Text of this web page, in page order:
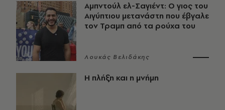
Αμπντούλ ελ-Σαγιέντ: Ο γιος του
Αιγύπτιου μετανάστη που έβγαλε
τον Τραμπ από τα ρούχα του
Λουκάς Βελιδάκης
Η πλήξη και η μνήμη